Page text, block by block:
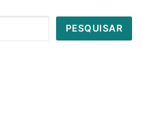
PESQUISAR